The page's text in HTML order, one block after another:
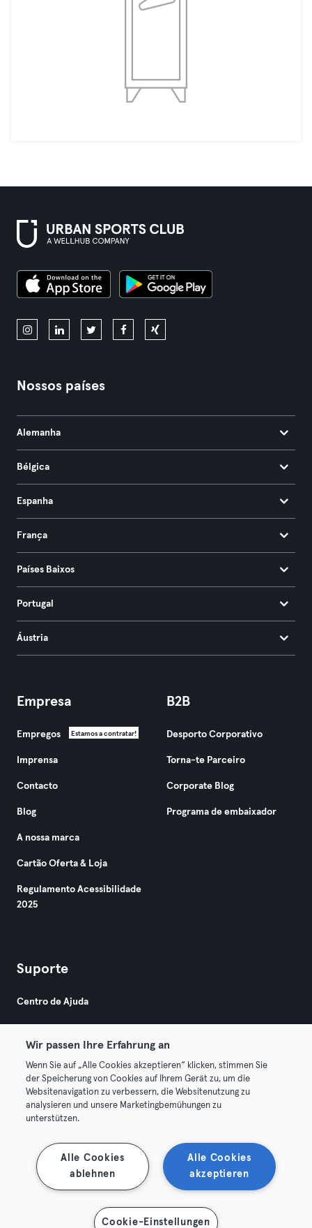
Nossos países
Alemanha
Bélgica
Espanha
França
Países Baixos
Portugal
Áustria
Empresa
Empregos Estamos a contratar!
Imprensa
Contacto
Blog
A nossa marca
Cartão Oferta & Loja
Regulamento Acessibilidade
2025
B2B
Desporto Corporativo
Torna-te Parceiro
Corporate Blog
Programa de embaixador
Suporte
Centro de Ajuda
© 2026 Urban Sports Group GmbH. All rights reserved.
Termos & Condições
Rescindir contratos aqui Cancelar contratos aqui
Wir passen Ihre Erfahrung an
Wenn Sie auf „Alle Cookies akzeptieren“ klicken, stimmen Sie
der Speicherung von Cookies auf Ihrem Gerät zu, um die
Websitenavigation zu verbessern, die Websitenutzung zu
analysieren und unsere Marketingbemühungen zu
unterstützen.
Alle Cookies
akzeptieren
Alle Cookies
ablehnen
Cookie-Einstellungen